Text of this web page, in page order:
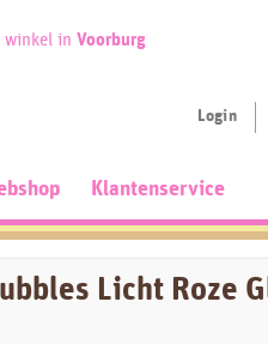
winkel in Voorburg
Login
Klantenservice
Licht Roze